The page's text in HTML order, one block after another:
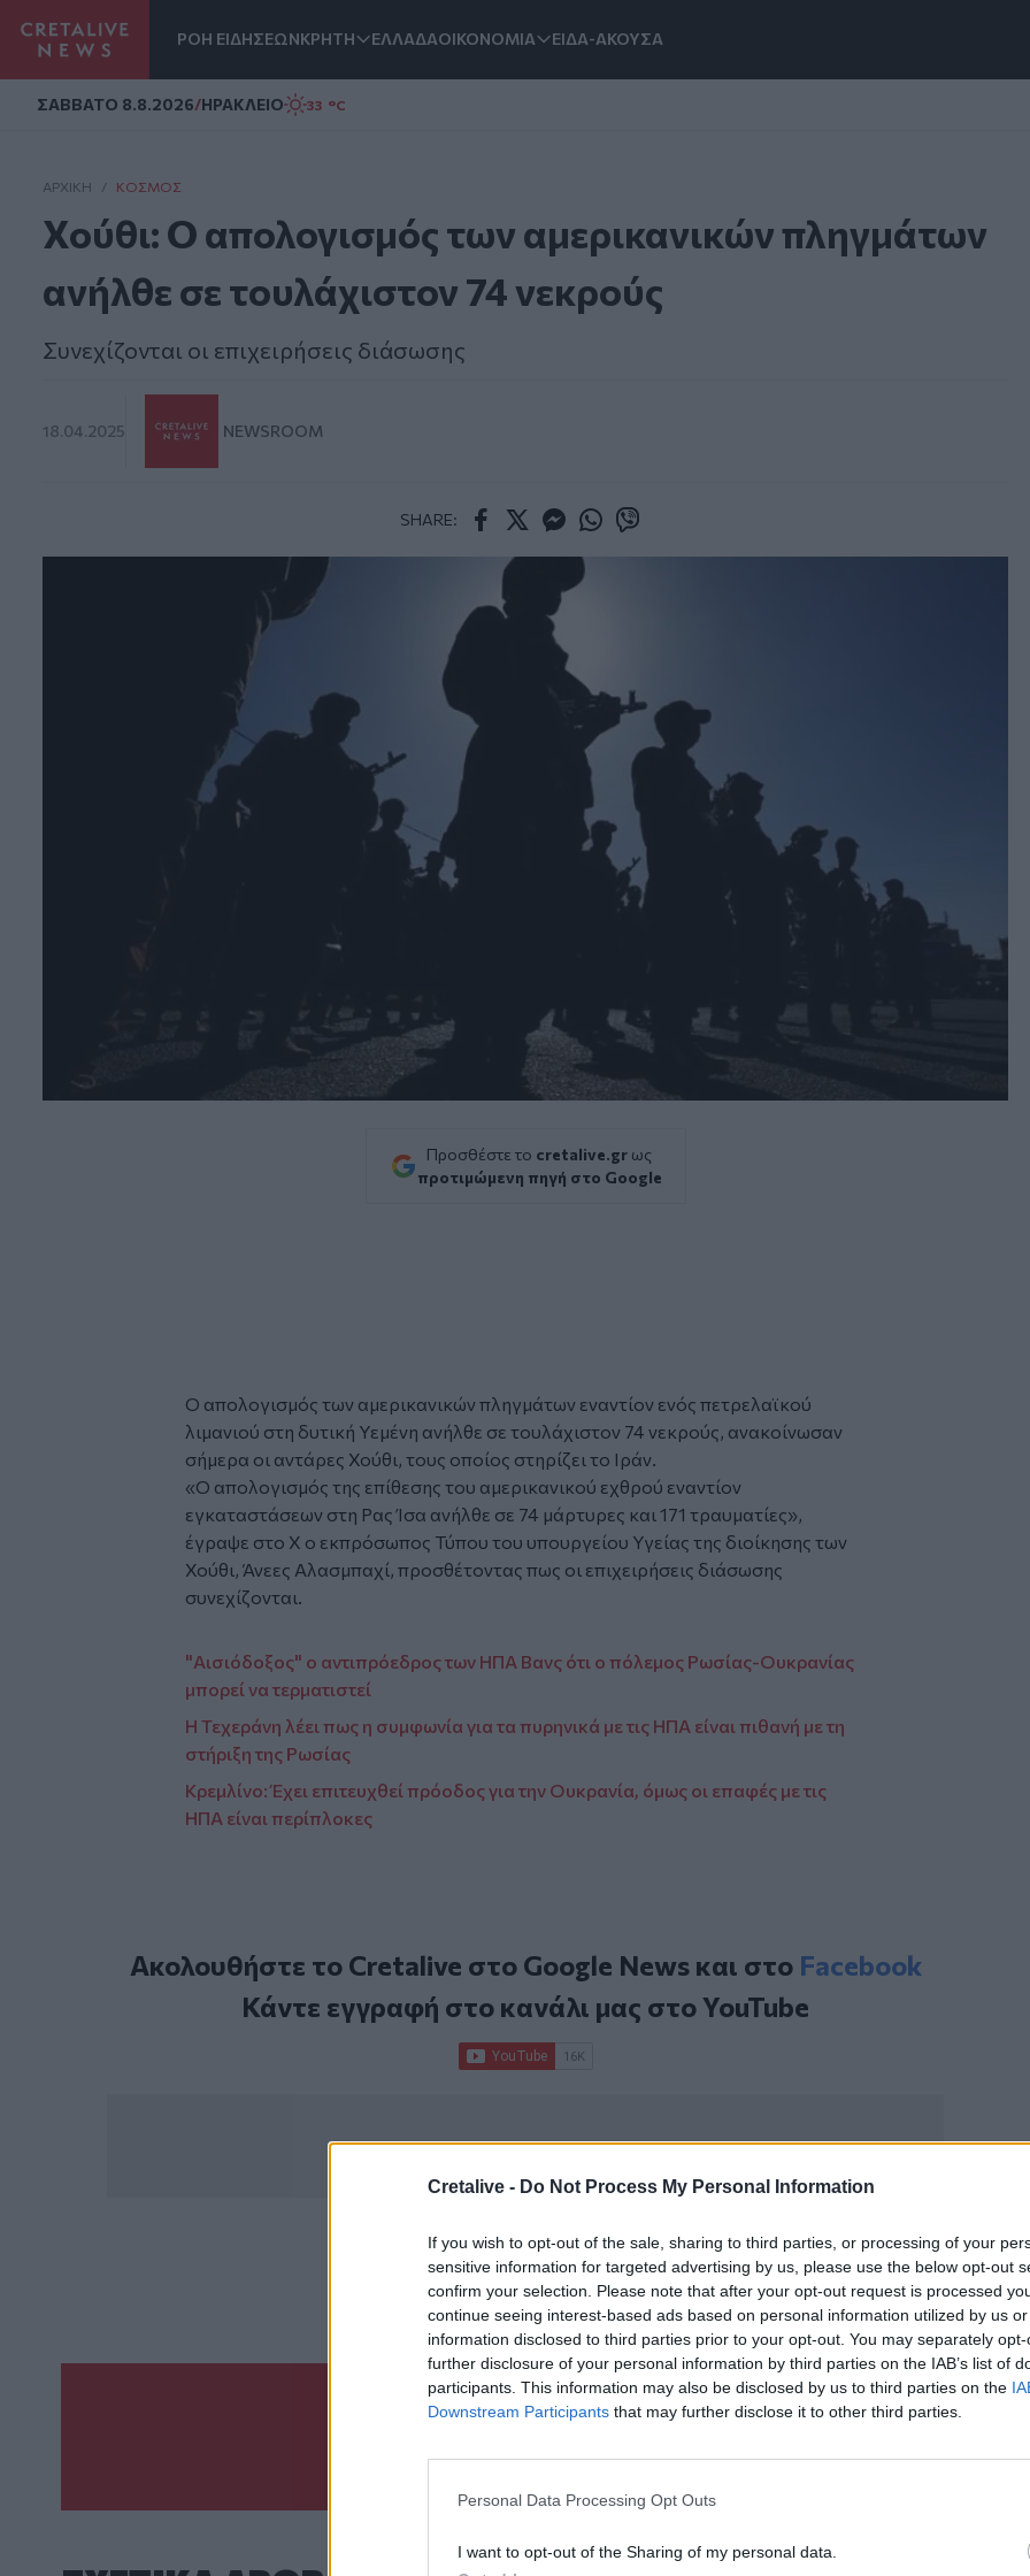
Cretalive - Do Not Process My Personal Information
If you wish to opt-out of the sale, sharing to third parties, or processing of your
sensitive information for targeted advertising by us, please use the below opt-out
confirm your selection. Please note that after your opt-out request is processed
continue seeing interest-based ads based on personal information utilized by us
information disclosed to third parties prior to your opt-out. You may separately
further disclosure of your personal information by third parties on the IAB’s list of
participants. This information may also be disclosed by us to third parties on the
Downstream Participants that may further disclose it to other third parties.
Personal Data Processing Opt Outs
I want to opt-out of the Sharing of my personal data.
ΡΟΗ ΕΙΔΗΣΕΩΝΚΡΗΤΗ ΕΛΛΑΔΑΟΙΚΟΝΟΜΙΑ ΕΙΔΑ-ΑΚΟΥΣΑ
ΣAΒΒΑΤΟ 8.8.2026/ΗΡΑΚΛΕΙΟ 33 °C
ΑΡΧΙΚΗ / ΚΌΣΜΟΣ
Χούθι: Ο απολογισμός των αμερικανικών πληγμάτων
ανήλθε σε τουλάχιστον 74 νεκρούς
Συνεχίζονται οι επιχειρήσεις διάσωσης
18.04.2025 NEWSROOM
SHARE:
Προσθέστε το cretalive.gr ως
προτιμώμενη πηγή στο Google
Ο απολογισμός των αμερικανικών πληγμάτων εναντίον ενός πετρελαϊκού
λιμανιού στη δυτική Υεμένη ανήλθε σε τουλάχιστον 74 νεκρούς, ανακοίνωσαν
σήμερα οι αντάρες Χούθι, τους οποίος στηρίζει το Ιράν.
«Ο απολογισμός της επίθεσης του αμερικανικού εχθρού εναντίον
εγκαταστάσεων στη Ρας Ίσα ανήλθε σε 74 μάρτυρες και 171 τραυματίες»,
έγραψε στο Χ ο εκπρόσωπος Τύπου του υπουργείου Υγείας της διοίκησης των
Χούθι, Άνεες Αλασμπαχί, προσθέτοντας πως οι επιχειρήσεις διάσωσης
συνεχίζονται.
"Αισιόδοξος" ο αντιπρόεδρος των ΗΠΑ Βανς ότι ο πόλεμος Ρωσίας-Ουκρανίας
μπορεί να τερματιστεί
Η Τεχεράνη λέει πως η συμφωνία για τα πυρηνικά με τις ΗΠΑ είναι πιθανή με τη
στήριξη της Ρωσίας
Κρεμλίνο: Έχει επιτευχθεί πρόοδος για την Ουκρανία, όμως οι επαφές με τις
ΗΠΑ είναι περίπλοκες
Ακολουθήστε το Cretalive στο Google Newsκαι στο Facebook
Κάντε εγγραφή στο κανάλι μας στοYouTube
ΣΧΕΤΙΚΆ TAGS
Πλήγματα
Χούθι Υεμένη
Γίνε ο ρεπόρτερ του CRETALIVE